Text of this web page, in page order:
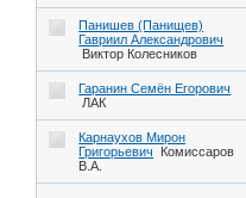
Панишев (Панищев)
Гавриил Александрович
Виктор Колесников
Гаранин Семён Егорович
ЛАК
Карнаухов Мирон
Григорьевич
Комиссаров
В.А.